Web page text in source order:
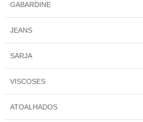
GABARDINE
JEANS
SARJA
VISCOSES
ATOALHADOS